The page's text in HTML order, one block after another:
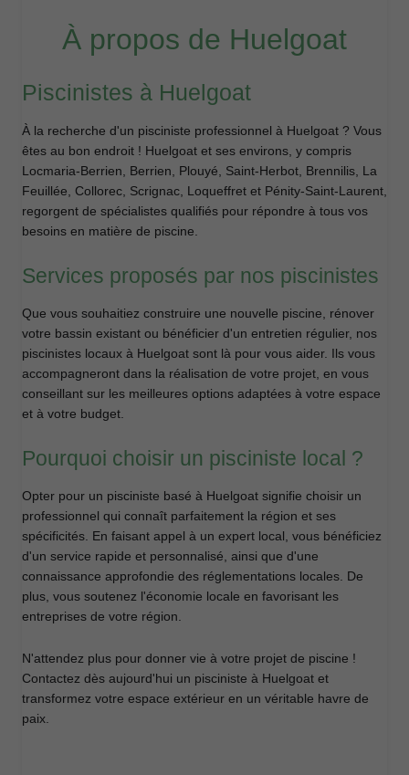
À propos de Huelgoat
Piscinistes à Huelgoat
À la recherche d'un pisciniste professionnel à Huelgoat ? Vous
êtes au bon endroit ! Huelgoat et ses environs, y compris
Locmaria-Berrien, Berrien, Plouyé, Saint-Herbot, Brennilis, La
Feuillée, Collorec, Scrignac, Loqueffret et Pénity-Saint-Laurent,
regorgent de spécialistes qualifiés pour répondre à tous vos
besoins en matière de piscine.
Services proposés par nos piscinistes
Que vous souhaitiez construire une nouvelle piscine, rénover
votre bassin existant ou bénéficier d'un entretien régulier, nos
piscinistes locaux à Huelgoat sont là pour vous aider. Ils vous
accompagneront dans la réalisation de votre projet, en vous
conseillant sur les meilleures options adaptées à votre espace
et à votre budget.
Pourquoi choisir un pisciniste local ?
Opter pour un pisciniste basé à Huelgoat signifie choisir un
professionnel qui connaît parfaitement la région et ses
spécificités. En faisant appel à un expert local, vous bénéficiez
d'un service rapide et personnalisé, ainsi que d'une
connaissance approfondie des réglementations locales. De
plus, vous soutenez l'économie locale en favorisant les
entreprises de votre région.
N'attendez plus pour donner vie à votre projet de piscine !
Contactez dès aujourd'hui un pisciniste à Huelgoat et
transformez votre espace extérieur en un véritable havre de
paix.